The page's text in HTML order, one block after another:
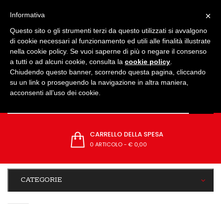
CARRELLO DELLA SPESA
0 ARTICOLO- € 0,00
CATEGORIE
×
Informativa
Questo sito o gli strumenti terzi da questo utilizzati si avvalgono
di cookie necessari al funzionamento ed utili alle finalità illustrate
nella cookie policy. Se vuoi saperne di più o negare il consenso
a tutti o ad alcuni cookie, consulta la cookie policy
Chiudendo questo banner, scorrendo questa pagina, cliccando
su un link o proseguendo la navigazione in altra maniera,
acconsenti all’uso dei cookie.